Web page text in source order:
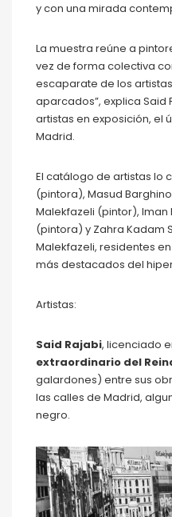
y con una mirada
La muestra reúne a
vez de forma colectiva
escaparate de los
aparcados”, explica Said
artistas en exposición, el
Madrid.
El catálogo de artistas lo
(pintora), Masud
Malekfazeli (pintor), Iman
(pintora) y Zahra Kadam
Malekfazeli, residentes
más destacados del
Artistas:
Said Rajabi, licenciado
extraordinario del
galardones) entre sus
las calles de Madrid,
negro.